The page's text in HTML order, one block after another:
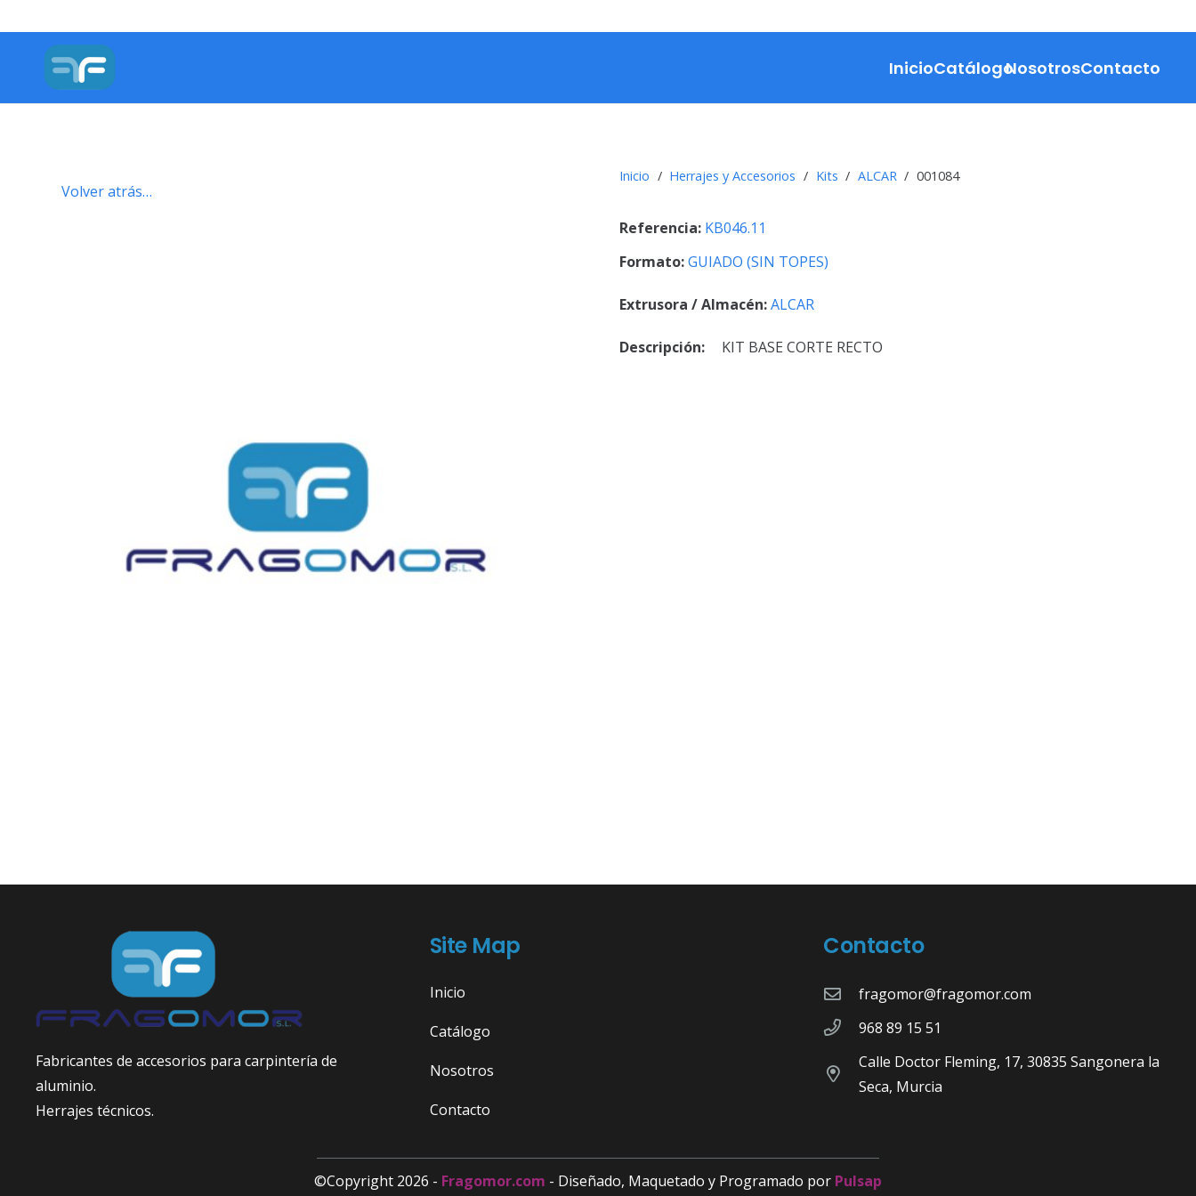
InicioCatálogoNosotrosContacto
Volver atrás…
Inicio / Herrajes y Accesorios / Kits / ALCAR / 001084
Referencia: KB046.11
Formato:GUIADO (SIN TOPES)
Extrusora / Almacén:ALCAR
Descripción: KIT BASE CORTE RECTO
Fabricantes de accesorios para carpintería de
aluminio.
Herrajes técnicos.
Site Map
Inicio
Catálogo
Nosotros
Contacto
Contacto
fragomor@fragomor.com
968 89 15 51
Calle Doctor Fleming, 17, 30835 Sangonera la
Seca, Murcia
©Copyright 2026 - Fragomor.com - Diseñado, Maquetado y Programado por Pulsap